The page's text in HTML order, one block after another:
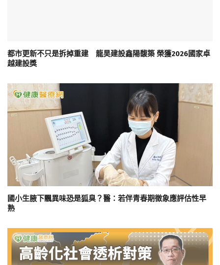
都市更新不只是拆掉重建 龍昊建設鑫陽馥築 榮獲2026國家卓
越建設獎
國小生腋下飄異味恐是狐臭？醫：若伴青春期徵象應評估性早
熟